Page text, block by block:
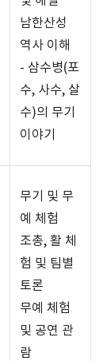
남한산성
역사 이해
- 삼수병(포
수, 사수, 살
수)의 무기
이야기
무기 및 무
예 체험
조총, 활 체
험 및 팀별
토론
무예 체험
및 공연 관
람